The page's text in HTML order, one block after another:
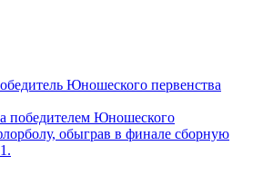
Юношеского первенства
победителем Юношеского
обыграв в финале сборную